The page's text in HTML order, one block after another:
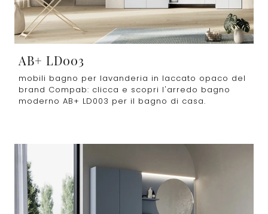
AB+ LD003
mobili bagno per lavanderia in laccato opaco del
brand Compab: clicca e scopri l'arredo bagno
moderno AB+ LD003 per il bagno di casa.